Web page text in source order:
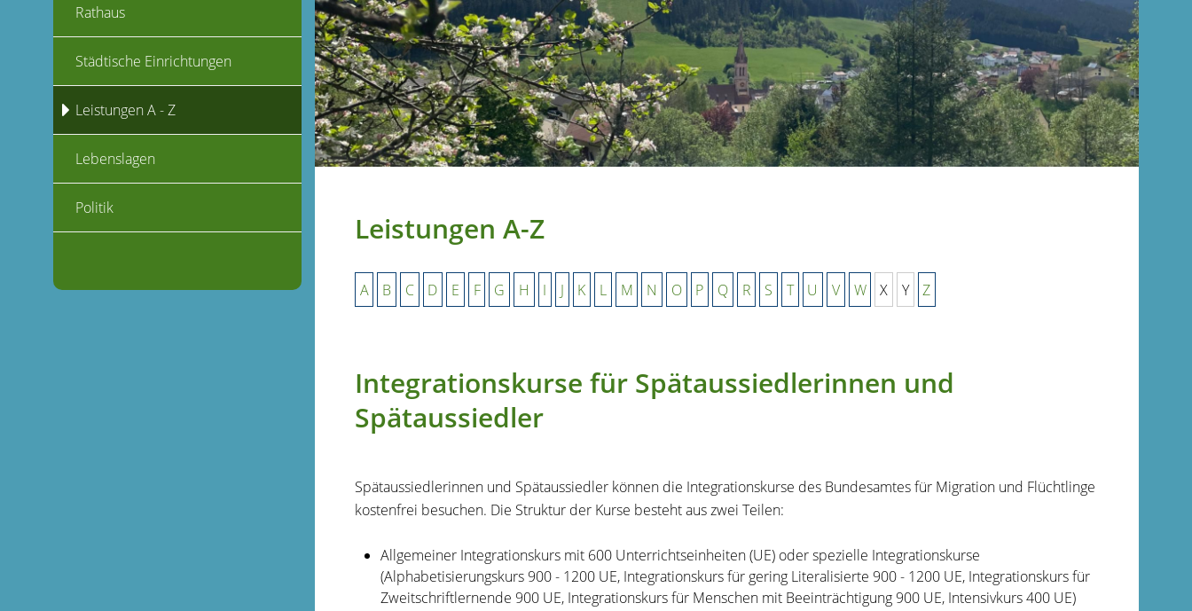
Leistungen A-Z
A B C D E F G H I J K L M N O P Q R S T U V W X Y Z
Integrationskurse für Spätaussiedlerinnen und
Spätaussiedler
Spätaussiedlerinnen und Spätaussiedler können die Integrationskurse des Bundesamtes für Migration und Flüchtlinge
kostenfrei besuchen. Die Struktur der Kurse besteht aus zwei Teilen:
Allgemeiner Integrationskurs mit 600 Unterrichtseinheiten (UE) oder spezielle Integrationskurse
(Alphabetisierungskurs 900 - 1200 UE, Integrationskurs für gering Literalisierte 900 - 1200 UE, Integrationskurs für
Zweitschriftlernende 900 UE, Integrationskurs für Menschen mit Beeinträchtigung 900 UE, Intensivkurs 400 UE)
Rathaus
Städtische Einrichtungen
Leistungen A - Z
Lebenslagen
Politik